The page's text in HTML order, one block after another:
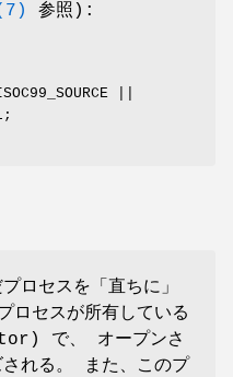
参照):
||
ロセスを「直ちに」
ロセスが所有している
で、 オープンさ
れる。 また、このプ